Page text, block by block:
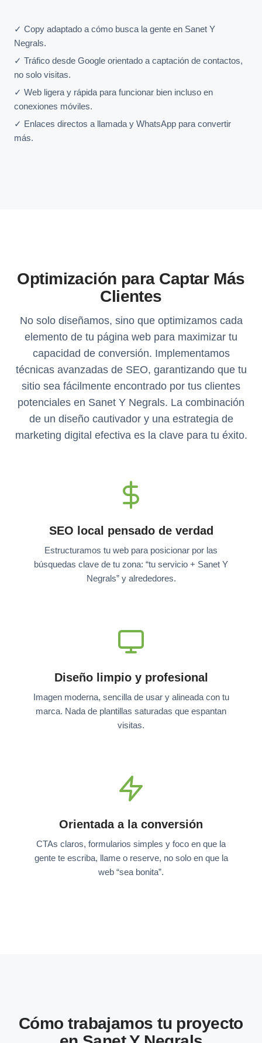
✓ Copy adaptado a cómo busca la gente en Sanet Y
Negrals.
✓ Tráfico desde Google orientado a captación de contactos,
no solo visitas.
✓ Web ligera y rápida para funcionar bien incluso en
conexiones móviles.
✓ Enlaces directos a llamada y WhatsApp para convertir
más.
Optimización para Captar Más
Clientes
No solo diseñamos, sino que optimizamos cada
elemento de tu página web para maximizar tu
capacidad de conversión. Implementamos
técnicas avanzadas de SEO, garantizando que tu
sitio sea fácilmente encontrado por tus clientes
potenciales en Sanet Y Negrals. La combinación
de un diseño cautivador y una estrategia de
marketing digital efectiva es la clave para tu éxito.
SEO local pensado de verdad
Estructuramos tu web para posicionar por las
búsquedas clave de tu zona: “tu servicio + Sanet Y
Negrals” y alrededores.
Diseño limpio y profesional
Imagen moderna, sencilla de usar y alineada con tu
marca. Nada de plantillas saturadas que espantan
visitas.
Orientada a la conversión
CTAs claros, formularios simples y foco en que la
gente te escriba, llame o reserve, no solo en que la
web “sea bonita”.
Cómo trabajamos tu proyecto